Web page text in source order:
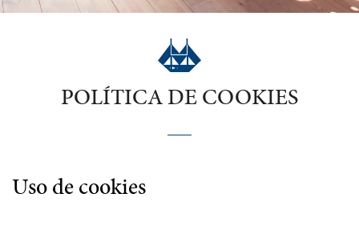
POLÍTICA DE COOKIES
Uso de cookies